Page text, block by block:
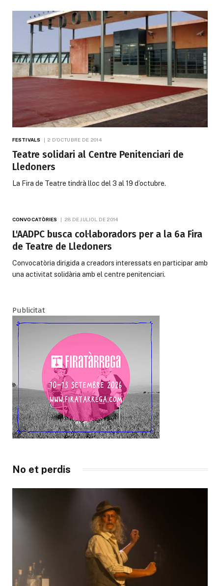
FESTIVALS 2 D'OCTUBRE DE 2014
Teatre solidari al Centre Penitenciari de
Lledoners
La Fira de Teatre tindrà lloc del 3 al 19 d’octubre.
CONVOCATÒRIES 28 DE JULIOL DE 2014
L'AADPC busca col·laboradors per a la 6a Fira
de Teatre de Lledoners
Convocatòria dirigida a creadors interessats en participar amb
una activitat solidària amb el centre penitenciari.
Publicitat
No et perdis